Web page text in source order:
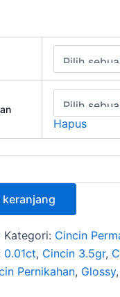
Hapus
keranjang
Kategori: Cincin
0.01ct, Cincin 3.5gr,
Pernikahan, Glossy,